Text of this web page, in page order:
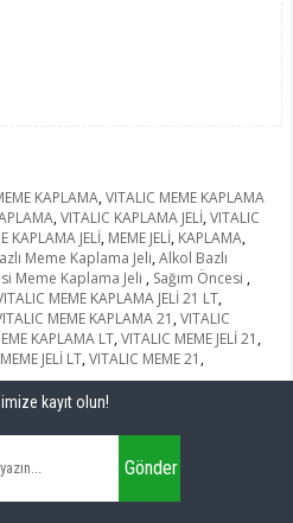
KAPLAMA, VITALIC MEME KAPLAMA
, VITALIC KAPLAMA JELİ, VITALIC
KAPLAMA JELİ, MEME JELİ, KAPLAMA,
Meme Kaplama Jeli, Alkol Bazlı
Meme Kaplama Jeli , Sağım Öncesi ,
MEME KAPLAMA JELİ 21 LT,
MEME KAPLAMA 21 , VITALIC
KAPLAMA LT, VITALIC MEME JELİ 21 ,
JELİ LT, VITALIC MEME 21 ,
kayıt olun!
Gönder